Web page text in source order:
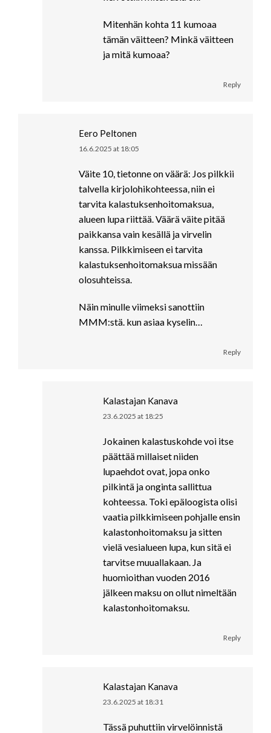
Mitenhän kohta 11 kumoaa
tämän väitteen? Minkä väitteen
ja mitä kumoaa?
Reply
Eero Peltonen
says:
16.6.2025 at 18:05
Väite 10, tietonne on väärä: Jos pilkkii
talvella kirjolohikohteessa, niin ei
tarvita kalastuksenhoitomaksua,
alueen lupa riittää. Väärä väite pitää
paikkansa vain kesällä ja virvelin
kanssa. Pilkkimiseen ei tarvita
kalastuksenhoitomaksua missään
olosuhteissa.
Näin minulle viimeksi sanottiin
MMM:stä. kun asiaa kyselin…
Reply
Kalastajan Kanava
says:
23.6.2025 at 18:25
Jokainen kalastuskohde voi itse
päättää millaiset niiden
lupaehdot ovat, jopa onko
pilkintä ja onginta sallittua
kohteessa. Toki epäloogista olisi
vaatia pilkkimiseen pohjalle ensin
kalastonhoitomaksu ja sitten
vielä vesialueen lupa, kun sitä ei
tarvitse muuallakaan. Ja
huomioithan vuoden 2016
jälkeen maksu on ollut nimeltään
kalastonhoitomaksu.
Reply
Kalastajan Kanava
says:
23.6.2025 at 18:31
Tässä puhuttiin virvelöinnistä